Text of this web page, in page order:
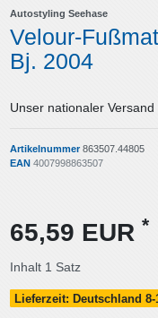
Autostyling Seehase
Velour-
Bj. 2004
Unser nationaler
Artikelnummer863507.44805
EAN 4007998863507
65,59 EUR *
Inhalt 1 Satz
Lieferzeit: Deutschland 8-